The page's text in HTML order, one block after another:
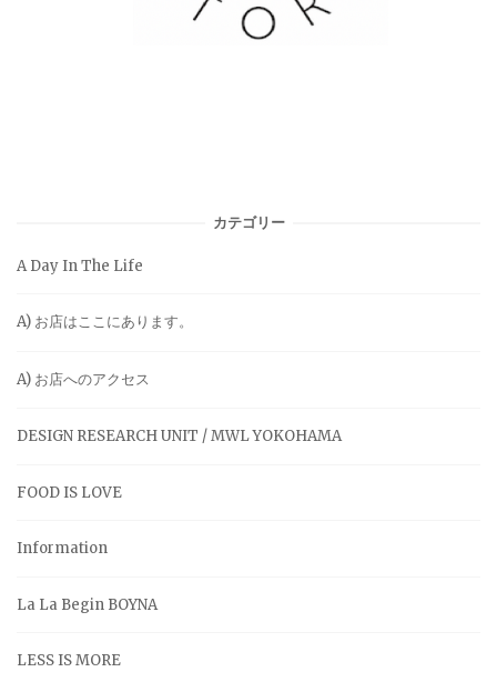
カテゴリー
A Day In The Life
A) お店はここにあります。
A) お店へのアクセス
DESIGN RESEARCH UNIT / MWL YOKOHAMA
FOOD IS LOVE
Information
La La Begin BOYNA
LESS IS MORE